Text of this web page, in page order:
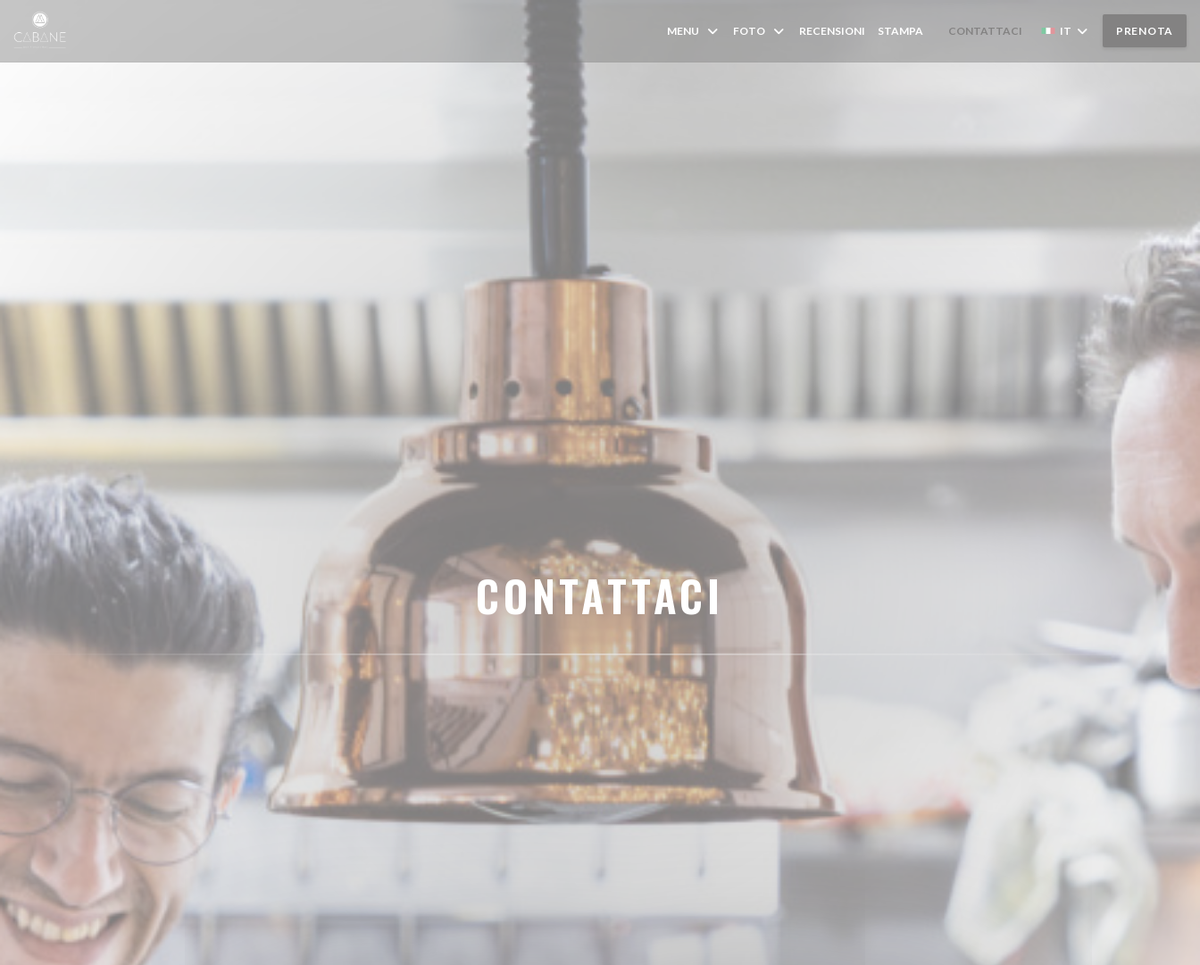
MENU FOTO RECENSIONI STAMPA ((APRE UNA NUOVA FINESTRA))
CONTATTACI IT PRENOTA
CONTATTACI